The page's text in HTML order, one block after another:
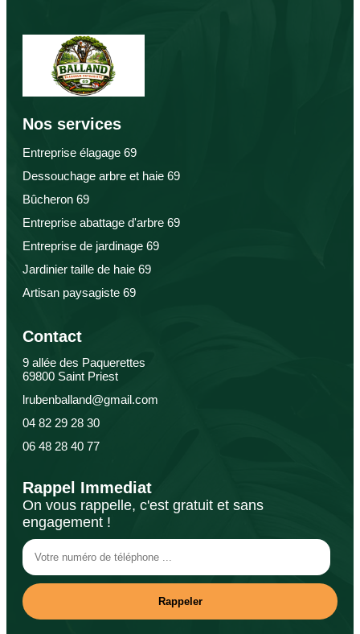
Nos services
Entreprise élagage 69
Dessouchage arbre et haie 69
Bûcheron 69
Entreprise abattage d'arbre 69
Entreprise de jardinage 69
Jardinier taille de haie 69
Artisan paysagiste 69
Contact
9 allée des Paquerettes
69800 Saint Priest
lrubenballand@gmail.com
04 82 29 28 30
06 48 28 40 77
Rappel Immediat
On vous rappelle, c'est gratuit et sans
engagement !